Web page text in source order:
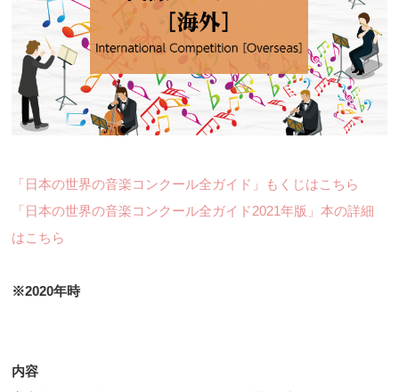
「日本の世界の音楽コンクール全ガイド」もくじはこちら
「日本の世界の音楽コンクール全ガイド2021年版」本の詳細
はこちら
※2020年時
内容